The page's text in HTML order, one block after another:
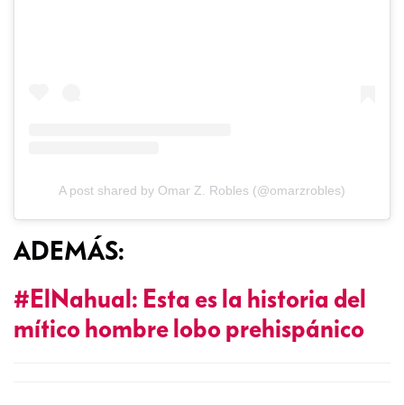
A post shared by Omar Z. Robles (@omarzrobles)
ADEMÁS:
#ElNahual: Esta es la historia del
mítico hombre lobo prehispánico